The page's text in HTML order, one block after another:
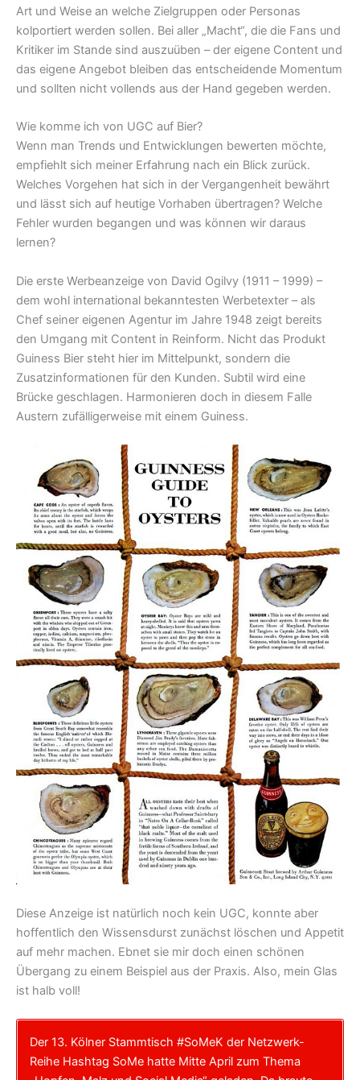
Art und Weise an welche Zielgruppen oder Personas
kolportiert werden sollen. Bei aller „Macht“, die die Fans und
Kritiker im Stande sind auszuüben – der eigene Content und
das eigene Angebot bleiben das entscheidende Momentum
und sollten nicht vollends aus der Hand gegeben werden.
Wie komme ich von UGC auf Bier?
Wenn man Trends und Entwicklungen bewerten möchte,
empfiehlt sich meiner Erfahrung nach ein Blick zurück.
Welches Vorgehen hat sich in der Vergangenheit bewährt
und lässt sich auf heutige Vorhaben übertragen? Welche
Fehler wurden begangen und was können wir daraus
lernen?
Die erste Werbeanzeige von David Ogilvy (1911 – 1999) –
dem wohl international bekanntesten Werbetexter – als
Chef seiner eigenen Agentur im Jahre 1948 zeigt bereits
den Umgang mit Content in Reinform. Nicht das Produkt
Guiness Bier steht hier im Mittelpunkt, sondern die
Zusatzinformationen für den Kunden. Subtil wird eine
Brücke geschlagen. Harmonieren doch in diesem Falle
Austern zufälligerweise mit einem Guiness.
Diese Anzeige ist natürlich noch kein UGC, konnte aber
hoffentlich den Wissensdurst zunächst löschen und Appetit
auf mehr machen. Ebnet sie mir doch einen schönen
Übergang zu einem Beispiel aus der Praxis. Also, mein Glas
ist halb voll!
Der 13. Kölner Stammtisch #SoMeK der Netzwerk-
Reihe Hashtag SoMe hatte Mitte April zum Thema